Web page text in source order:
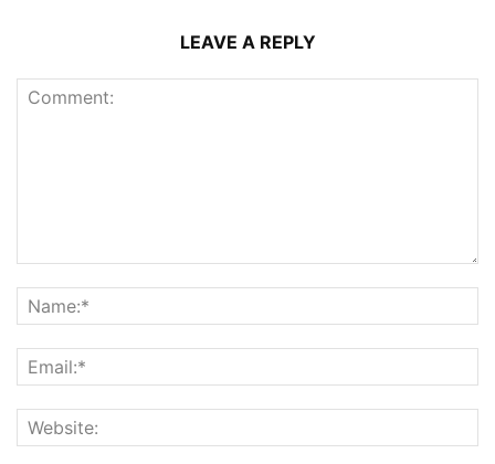
LEAVE A REPLY